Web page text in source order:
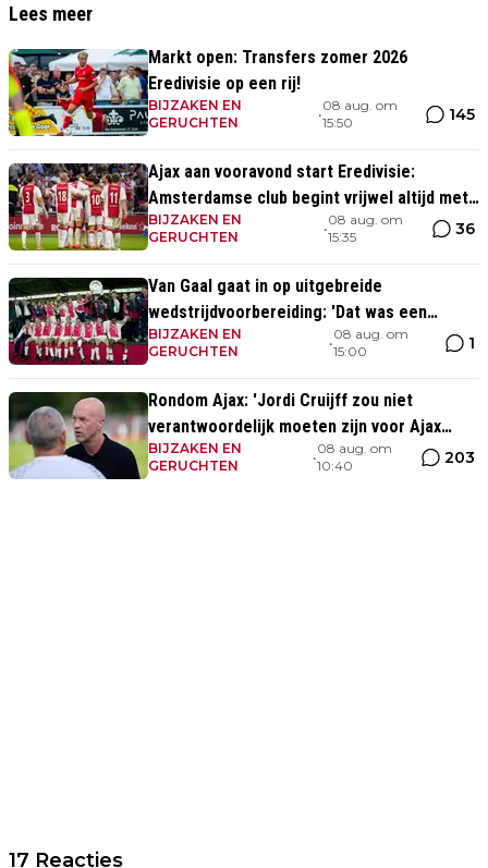
Lees meer
Markt open: Transfers zomer 2026
Eredivisie op een rij!
BIJZAKEN EN
GERUCHTEN
•
08 aug. om
15:50
145
Ajax aan vooravond start Eredivisie:
Amsterdamse club begint vrijwel altijd met
zege
BIJZAKEN EN
GERUCHTEN
•
08 aug. om
15:35
36
Van Gaal gaat in op uitgebreide
wedstrijdvoorbereiding: 'Dat was een
aparte discipline, een ritme'
BIJZAKEN EN
GERUCHTEN
•
08 aug. om
15:00
1
Rondom Ajax: 'Jordi Cruijff zou niet
verantwoordelijk moeten zijn voor Ajax
Vrouwen'
BIJZAKEN EN
GERUCHTEN
•
08 aug. om
10:40
203
17 Reacties